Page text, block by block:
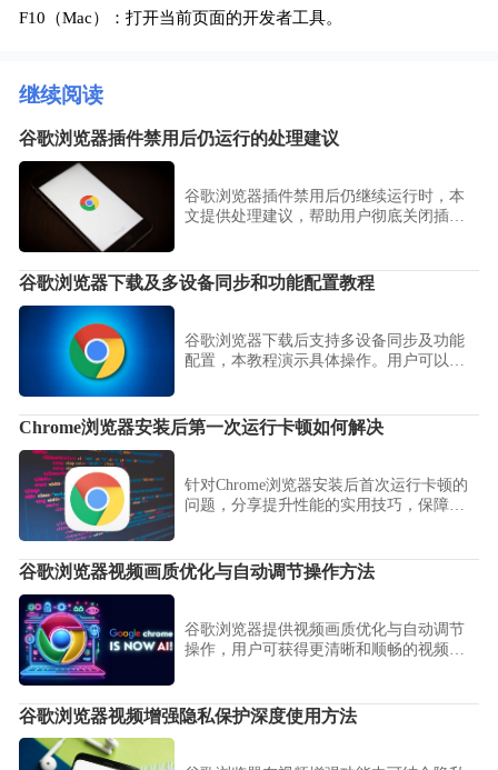
F10（Mac）：打开当前页面的开发者工具。
继续阅读
谷歌浏览器插件禁用后仍运行的处理建议
谷歌浏览器插件禁用后仍继续运行时，本
文提供处理建议，帮助用户彻底关闭插
谷歌浏览器下载及多设备同步和功能配置教程
谷歌浏览器下载后支持多设备同步及功能
配置，本教程演示具体操作。用户可以在
Chrome浏览器安装后第一次运行卡顿如何解决
针对Chrome浏览器安装后首次运行卡顿的
问题，分享提升性能的实用技巧，保障流
谷歌浏览器视频画质优化与自动调节操作方法
谷歌浏览器提供视频画质优化与自动调节
操作，用户可获得更清晰和顺畅的视频播
谷歌浏览器视频增强隐私保护深度使用方法